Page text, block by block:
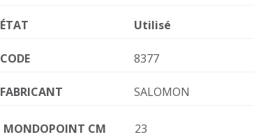
ÉTAT Utilisé
CODE 8377
FABRICANT SALOMON
MONDOPOINT CM 23